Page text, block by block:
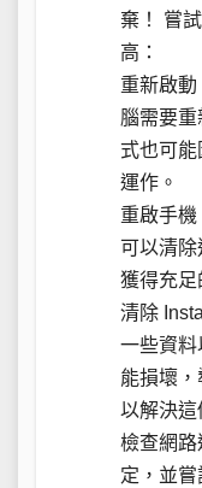
棄！ 嘗
高：
重新啟
腦需要
式也可能
運作。
重啟手
可以清除
獲得充足
清除
一些資料
能損壞
以解決這
檢查網路
定，並嘗